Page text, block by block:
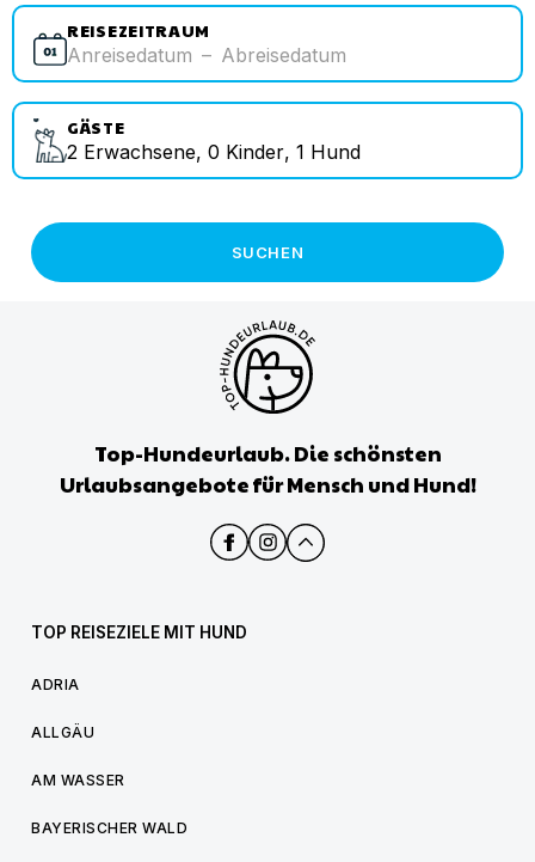
REISEZEITRAUM
Anreisedatum – Abreisedatum
GÄSTE
2 Erwachsene, 0 Kinder, 1 Hund
SUCHEN
Top-Hundeurlaub. Die schönsten
Urlaubsangebote für Mensch und Hund!
TOP REISEZIELE MIT HUND
ADRIA
ALLGÄU
AM WASSER
BAYERISCHER WALD